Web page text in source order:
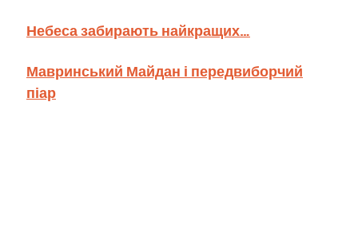
Небеса забирають найкращих…
Мавринський Майдан і передвиборчий
піар